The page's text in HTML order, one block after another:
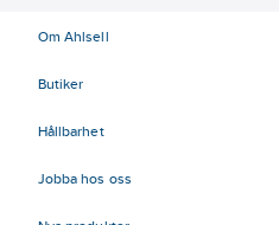
Om Ahlsell
Butiker
Hållbarhet
Jobba hos oss